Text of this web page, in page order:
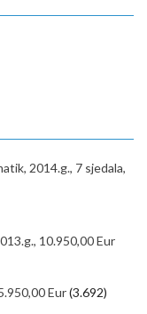
2014.g., 7 sjedala,
10.950,00 Eur
Eur(3.692)